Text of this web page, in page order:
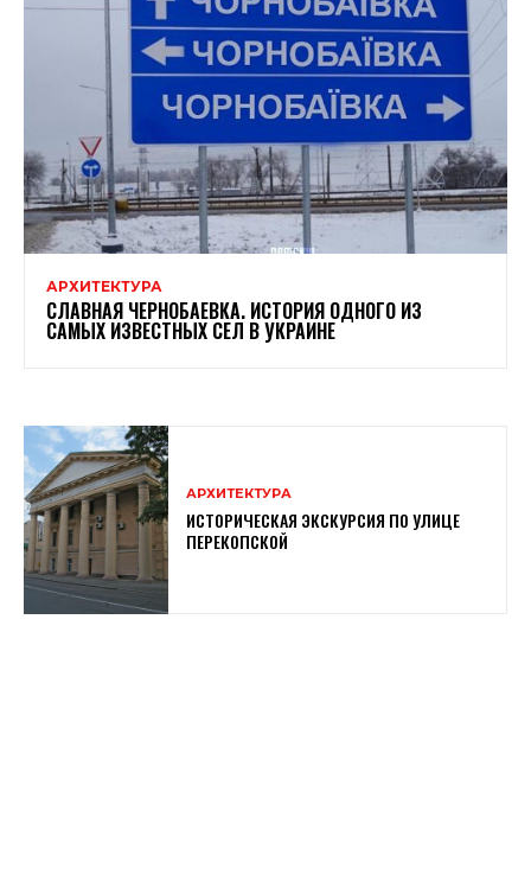
АРХИТЕКТУРА
СЛАВНАЯ ЧЕРНОБАЕВКА. ИСТОРИЯ ОДНОГО ИЗ
САМЫХ ИЗВЕСТНЫХ СЕЛ В УКРАИНЕ
АРХИТЕКТУРА
ИСТОРИЧЕСКАЯ ЭКСКУРСИЯ ПО УЛИЦЕ
ПЕРЕКОПСКОЙ